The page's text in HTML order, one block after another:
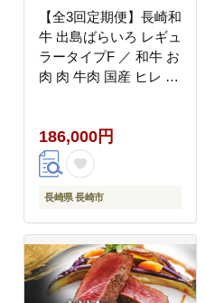
【全3回定期便】長崎和
牛 出島ばらいろ レギュ
ラータイプF ／ 和牛 お
肉 肉 牛肉 国産 ヒレ サ
鍋 長崎県 長崎市
186,000円
長崎県 長崎市